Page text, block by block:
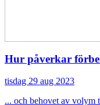
Hur påverkar
tisdag 29 aug 2023
... och behovet av volym